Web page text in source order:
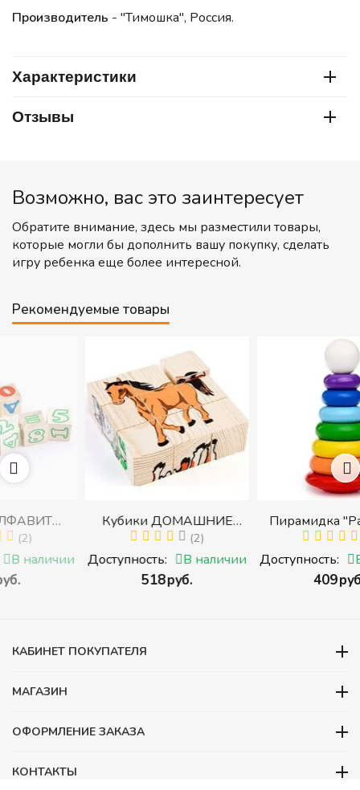
Производитель - "Тимошка", Россия.
Характеристики
Отзывы
Возможно, вас это заинтересует
Обратите внимание, здесь мы разместили товары,
которые могли бы дополнить вашу покупку, сделать
игру ребенка еще более интересной.
Рекомендуемые товары
Кубики ДОМАШНИЕ
ЖИВОТНЫЕ (Томик)
(Набор кубиков
разрезных (складных))
(2)
Доступность: В наличии
Пирамидка "Радуга" (8
деталей) (Пирамидка
среднего размера)
(1)
Доступность: В наличии
КАБИНЕТ ПОКУПАТЕЛЯ
МАГАЗИН
ОФОРМЛЕНИЕ ЗАКАЗА
КОНТАКТЫ